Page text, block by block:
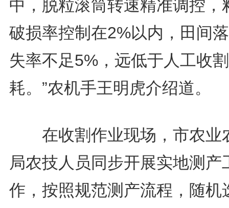
中，脱粒滚筒转速精准调控，
破损率控制在2%以内，田间
失率不足5%，远低于人工收
耗。”农机手王明虎介绍道。
在收割作业现场，市农业
局农技人员同步开展实地测产
作，按照规范测产流程，随机